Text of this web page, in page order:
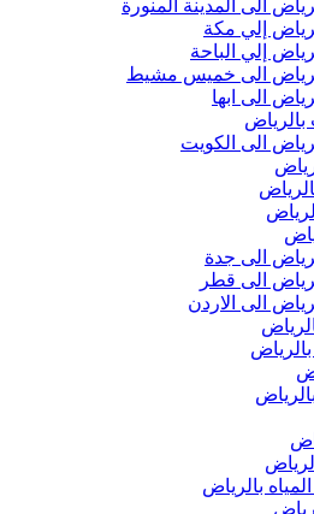
الى المدينة المنورة
إلي مكة
إلي الباحة
الى خميس مشيط
الى ابها
الى الكويت
الى جدة
الى قطر
الى الاردن
بالرياض